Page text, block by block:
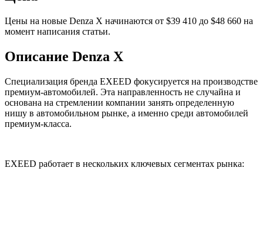
Цены на новые Denza X начинаются от $39 410 до $48 660 на
момент написания статьи.
Описание Denza X
Специализация бренда EXEED фокусируется на производстве
премиум-автомобилей. Эта направленность не случайна и
основана на стремлении компании занять определенную
нишу в автомобильном рынке, а именно среди автомобилей
премиум-класса.
EXEED работает в нескольких ключевых сегментах рынка: